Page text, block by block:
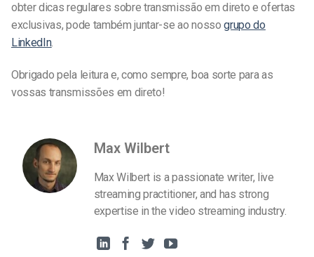
obter dicas regulares sobre transmissão em direto e ofertas
exclusivas, pode também juntar-se ao nossogrupo do
LinkedIn.
Obrigado pela leitura e, como sempre, boa sorte para as
vossas transmissões em direto!
Max Wilbert
Max Wilbert is a passionate writer, live
streaming practitioner, and has strong
expertise in the video streaming industry.